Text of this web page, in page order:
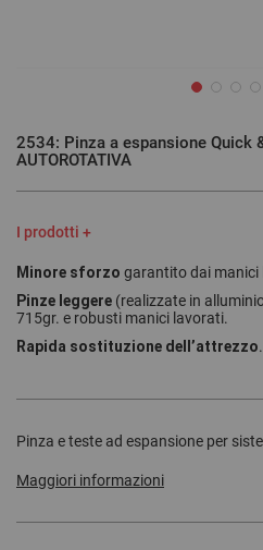
2534: Pinza a espansione Quick
AUTOROTATIVA
I prodotti +
Minore sforzo garantito dai manici
Pinze leggere (realizzate in
715gr. e robusti manici lavorati.
Rapida sostituzione dell’attrezzo.
Pinza e teste ad espansione per
Maggiori informazioni
della
galleria
immagini